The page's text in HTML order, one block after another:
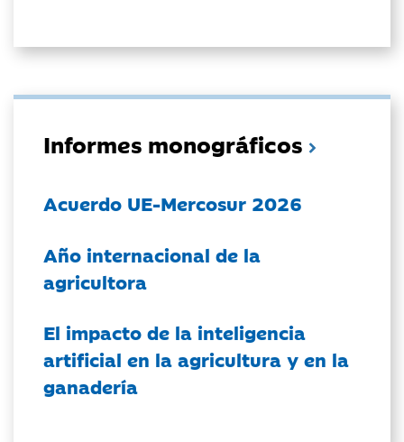
Informes monográficos
Acuerdo UE-Mercosur 2026
Año internacional de la
agricultora
El impacto de la inteligencia
artificial en la agricultura y en la
ganadería